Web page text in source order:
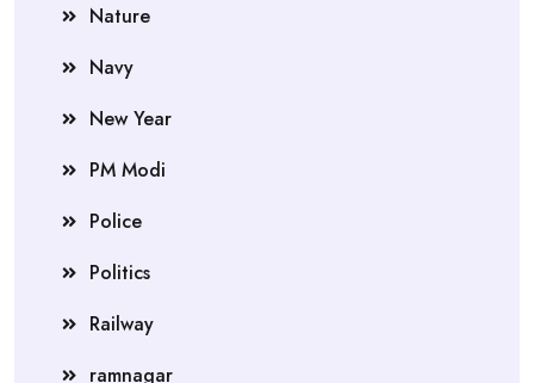
Nature
Navy
New Year
PM Modi
Police
Politics
Railway
ramnagar